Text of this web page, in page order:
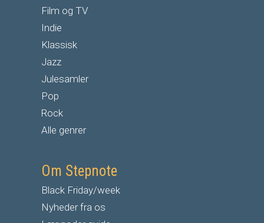
Film og TV
Indie
Klassisk
Jazz
Julesamler
Pop
Rock
Alle genrer
Om Stepnote
Black Friday/week
Nyheder fra os